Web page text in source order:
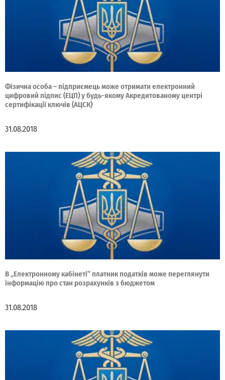
Фізична особа – підприємець може отримати електронний
цифровий підпис (ЕЦП) у будь-якому Акредитованому центрі
сертифікації ключів (АЦСК)
31.08.2018
В „Електронному кабінеті” платник податків може переглянути
інформацію про стан розрахунків з бюджетом
31.08.2018